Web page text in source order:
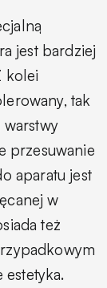
jest bardziej
kolei
tak
przesuwanie
aparatu jest
w
też
estetyka.